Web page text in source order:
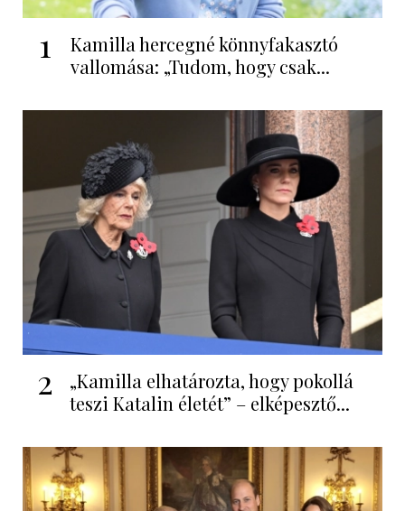
1
Kamilla hercegné könnyfakasztó
vallomása: „Tudom, hogy csak...
2
„Kamilla elhatározta, hogy pokollá
teszi Katalin életét” – elképesztő...